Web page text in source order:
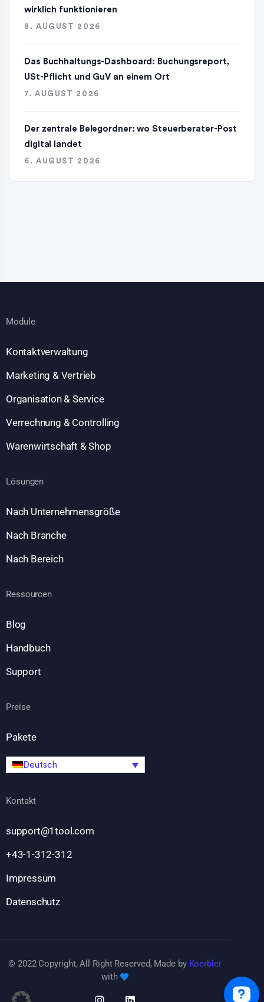
wirklich funktionieren
8. AUGUST 2026
Das Buchhaltungs-Dashboard: Buchungsreport,
USt-Pflicht und GuV an einem Ort
7. AUGUST 2026
Der zentrale Belegordner: wo Steuerberater-Post
digital landet
6. AUGUST 2026
Module
Kontaktverwaltung
Marketing & Vertrieb
Organisation & Service
Verrechnung & Controlling
Warenwirtschaft & Shop
Lösungen
Nach Unternehmensgröße
Nach Branche
Nach Bereich
Ressourcen
Blog
Handbuch
Support
Preise
Pakete
Deutsch
Kontakt
support@1tool.com
+43-1-312-312
Impressum
Datenschutz
© 2022 Copyright, All Right Reserved, Made by Koerbler
with